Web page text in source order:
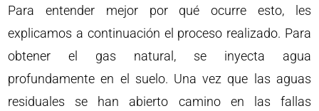
Para entender mejor por qué ocurre esto, les
explicamos a continuación el proceso realizado. Para
obtener el gas natural, se inyecta agua
profundamente en el suelo. Una vez que las aguas
residuales se han abierto camino en las fallas